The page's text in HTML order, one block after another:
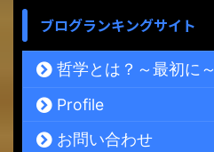
ブログランキングサイト
哲学とは？～最初に～
Profile
お問い合わせ